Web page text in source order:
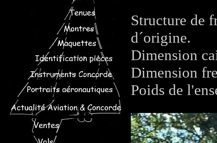
Structure de
d´origine.
Dimension
Dimension
Poids de